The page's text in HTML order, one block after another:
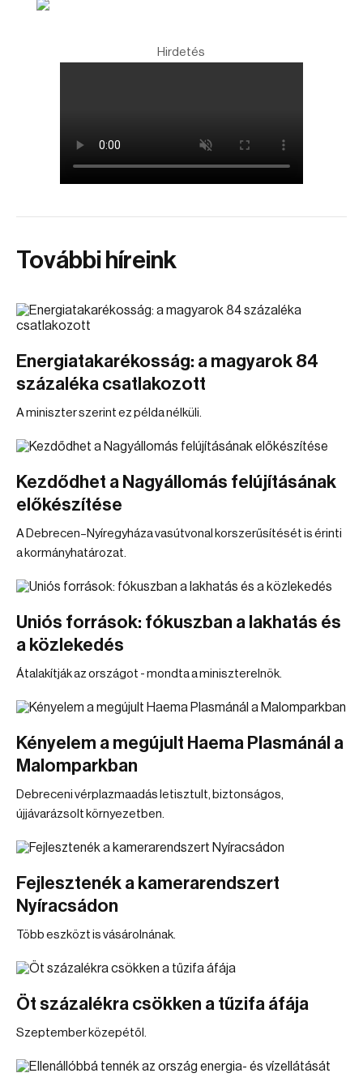
Hirdetés
További híreink
Energiatakarékosság: a magyarok 84
százaléka csatlakozott
A miniszter szerint ez példa nélküli.
Kezdődhet a Nagyállomás felújításának
előkészítése
A Debrecen–Nyíregyháza vasútvonal korszerűsítését is érinti
a kormányhatározat.
Uniós források: fókuszban a lakhatás és
a közlekedés
Átalakítják az országot - mondta a miniszterelnök.
Kényelem a megújult Haema Plasmánál a
Malomparkban
Debreceni vérplazmaadás letisztult, biztonságos,
újjávarázsolt környezetben.
Fejlesztenék a kamerarendszert
Nyíracsádon
Több eszközt is vásárolnának.
Öt százalékra csökken a tűzifa áfája
Szeptember közepétől.